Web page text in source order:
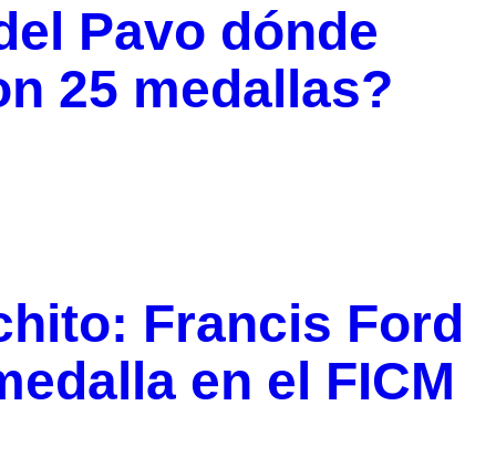
Pavo dónde
25 medallas?
Francis Ford
en el FICM